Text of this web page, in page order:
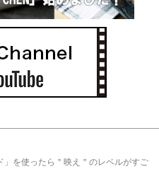
を使ったら＂映え＂のレベルがすご